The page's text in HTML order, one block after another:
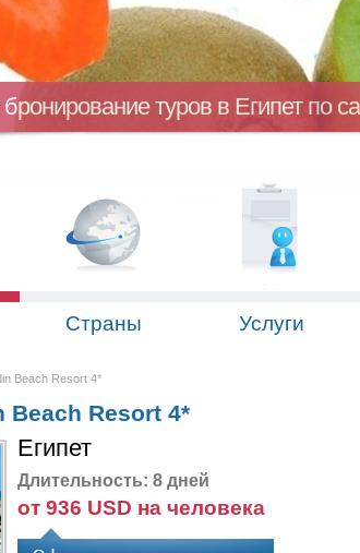
туров в Египет по
Страны Услуги
Beach Resort 4*
Beach Resort 4*
Египет
Длительность: 8 дней
от 936 USD на человека